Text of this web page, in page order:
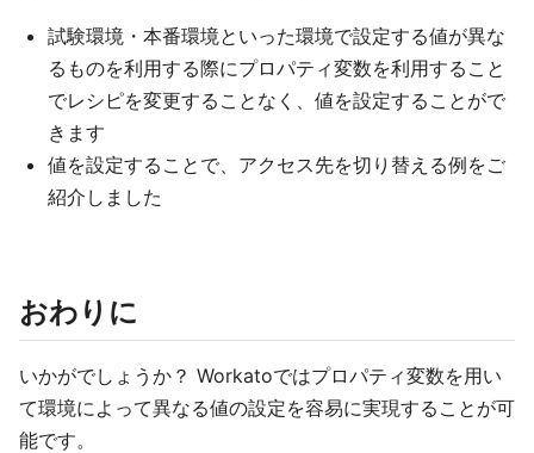
試験環境・本番環境といった環境で設定する値が異な
るものを利用する際にプロパティ変数を利用すること
でレシピを変更することなく、値を設定することがで
きます
値を設定することで、アクセス先を切り替える例をご
紹介しました
おわりに
いかがでしょうか？ Workatoではプロパティ変数を用い
て環境によって異なる値の設定を容易に実現することが可
能です。